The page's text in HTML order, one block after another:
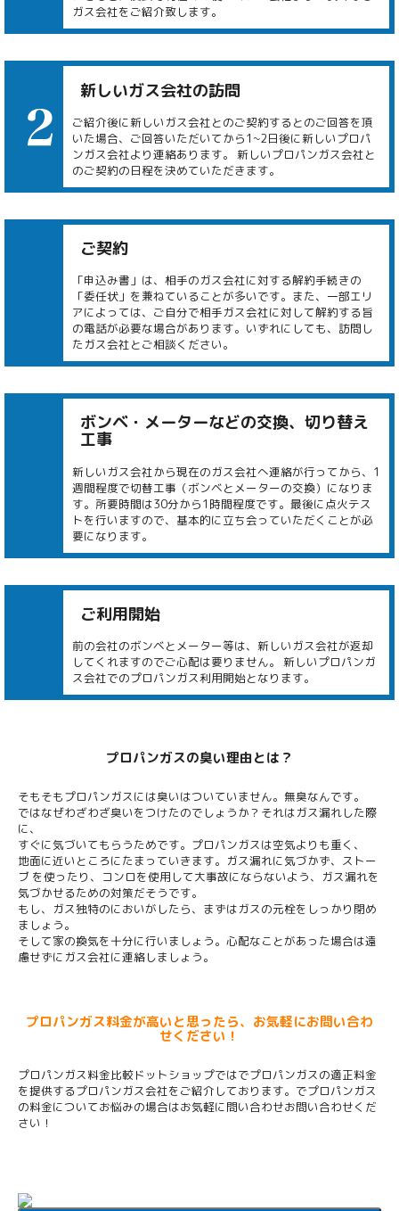
ガス会社をご紹介致します。
新しいガス会社の訪問
ご紹介後に新しいガス会社とのご契約するとのご回答を頂
いた場合、ご回答いただいてから1~2日後に新しいプロパ
ンガス会社より連絡あります。 新しいプロパンガス会社と
のご契約の日程を決めていただきます。
ご契約
「申込み書」は、相手のガス会社に対する解約手続きの
「委任状」を兼ねていることが多いです。また、一部エリ
アによっては、ご自分で相手ガス会社に対して解約する旨
の電話が必要な場合があります。いずれにしても、訪問し
たガス会社とご相談ください。
ボンベ・メーターなどの交換、切り替え
工事
新しいガス会社から現在のガス会社へ連絡が行ってから、1
週間程度で切替工事（ボンベとメーターの交換）になりま
す。所要時間は30分から1時間程度です。最後に点火テス
トを行いますので、基本的に立ち会っていただくことが必
要になります。
ご利用開始
前の会社のボンベとメーター等は、新しいガス会社が返却
してくれますのでご心配は要りません。 新しいプロパンガ
ス会社でのプロパンガス利用開始となります。
プロパンガスの臭い理由とは？
そもそもプロパンガスには臭いはついていません。無臭なんです。
ではなぜわざわざ臭いをつけたのでしょうか？それはガス漏れした際
に、
すぐに気づいてもらうためです。プロパンガスは空気よりも重く、
地面に近いところにたまっていきます。ガス漏れに気づかず、ストー
ブ を使ったり、コンロを使用して大事故にならないよう、ガス漏れを
気づかせるための対策だそうです。
もし、ガス独特のにおいがしたら、まずはガスの元栓をしっかり閉め
ましょう。
そして家の換気を十分に行いましょう。心配なことがあった場合は遠
慮せずにガス会社に連絡しましょう。
プロパンガス料金が高いと思ったら、お気軽にお問い合わ
せください！
プロパンガス料金比較ドットショップではでプロパンガスの適正料金
を提供するプロパンガス会社をご紹介しております。でプロパンガス
の料金についてお悩みの場合はお気軽に問い合わせお問い合わせくだ
さい！